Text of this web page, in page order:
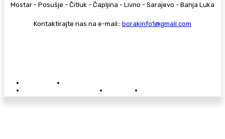
Mostar - Posušje - Čitluk - Čapljina - Livno - Sarajevo - Banja Luka
Kontaktirajte nas na e-mail:: borakinfo1@gmail.com